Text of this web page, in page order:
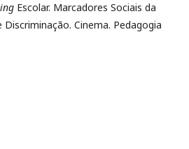
Escolar. Marcadores Sociais da
Cinema. Pedagogia